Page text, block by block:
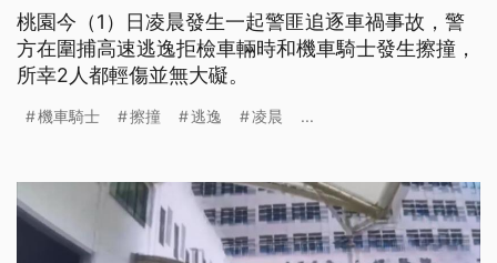
桃園今（1）日凌晨發生一起警匪追逐車禍事故，警
方在圍捕高速逃逸拒檢車輛時和機車騎士發生擦撞，
所幸2人都輕傷並無大礙。
機車騎士 擦撞 逃逸 凌晨 ...